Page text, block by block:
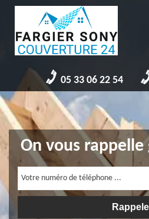
05 33 06 22 54
On vous